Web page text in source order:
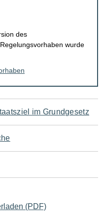
des
wurde
im Grundgesetz
(PDF)